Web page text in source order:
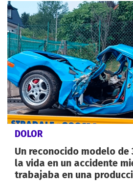
DOLOR
Un reconocido modelo de
la vida en un accidente
trabajaba en una